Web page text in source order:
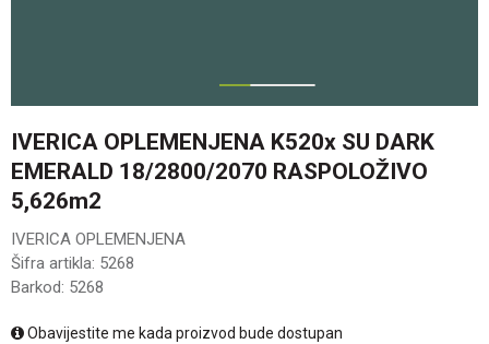
IVERICA OPLEMENJENA K520x SU DARK
EMERALD 18/2800/2070 RASPOLOŽIVO
5,626m2
IVERICA OPLEMENJENA
Šifra artikla: 5268
Barkod: 5268
Obavijestite me kada proizvod bude dostupan